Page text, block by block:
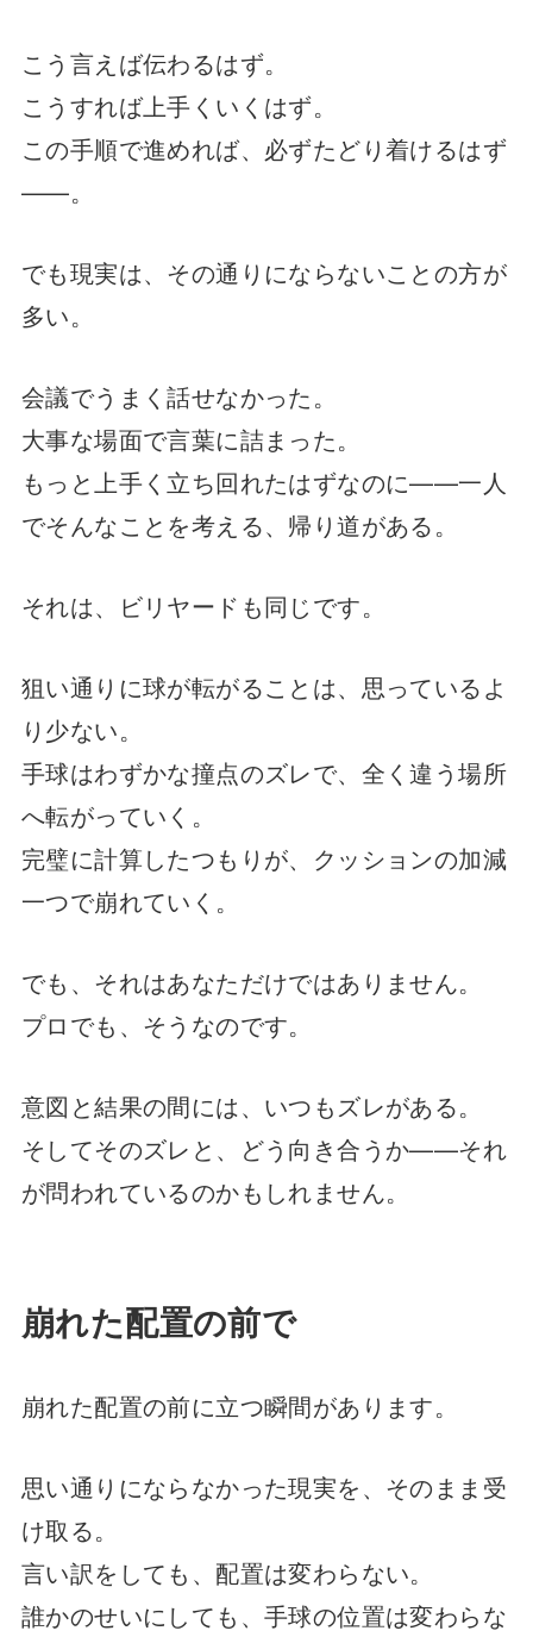
こう言えば伝わるはず。
こうすれば上手くいくはず。
この手順で進めれば、必ずたどり着けるはず
——。
でも現実は、その通りにならないことの方が
多い。
会議でうまく話せなかった。
大事な場面で言葉に詰まった。
もっと上手く立ち回れたはずなのに——一人
でそんなことを考える、帰り道がある。
それは、ビリヤードも同じです。
狙い通りに球が転がることは、思っているよ
り少ない。
手球はわずかな撞点のズレで、全く違う場所
へ転がっていく。
完璧に計算したつもりが、クッションの加減
一つで崩れていく。
でも、それはあなただけではありません。
プロでも、そうなのです。
意図と結果の間には、いつもズレがある。
そしてそのズレと、どう向き合うか——それ
が問われているのかもしれません。
崩れた配置の前で
崩れた配置の前に立つ瞬間があります。
思い通りにならなかった現実を、そのまま受
け取る。
言い訳をしても、配置は変わらない。
誰かのせいにしても、手球の位置は変わらな